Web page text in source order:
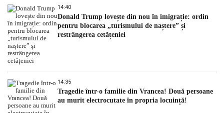
14:40
Donald Trump lovește din nou în imigrație: ordin
pentru blocarea „turismului de naștere” și
restrângerea cetățeniei
14:35
Tragedie într-o familie din Vrancea! Două persoane
au murit electrocutate în propria locuință!